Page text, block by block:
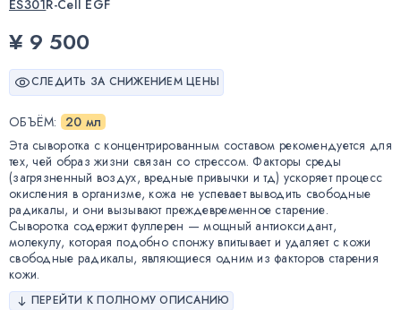
ES301R-Cell EGF
¥ 9 500
СЛЕДИТЬ ЗА СНИЖЕНИЕМ ЦЕНЫ
ОБЪЁМ: 20 мл
Эта сыворотка с концентрированным составом рекомендуется для
тех, чей образ жизни связан со стрессом. Факторы среды
(загрязненный воздух, вредные привычки и тд) ускоряет процесс
окисления в организме, кожа не успевает выводить свободные
радикалы, и они вызывают преждевременное старение.
Сыворотка содержит фуллерен — мощный антиоксидант,
молекулу, которая подобно спонжу впитывает и удаляет с кожи
свободные радикалы, являющиеся одним из факторов старения
кожи.
ПЕРЕЙТИ К ПОЛНОМУ ОПИСАНИЮ